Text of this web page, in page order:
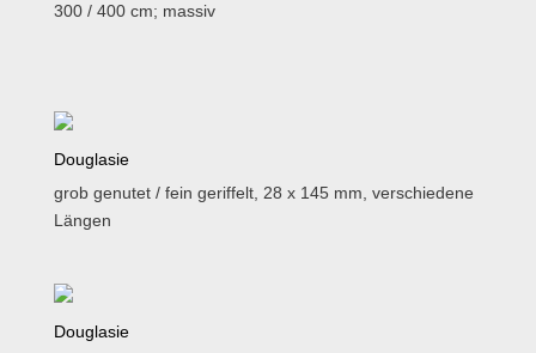
300 / 400 cm; massiv
Douglasie
grob genutet / fein geriffelt, 28 x 145 mm, verschiedene
Längen
Douglasie